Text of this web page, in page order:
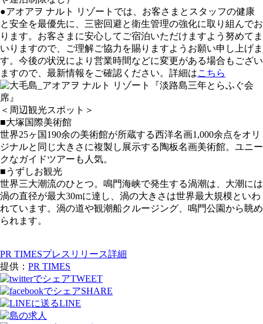
●アオアヲ ナルト リゾートでは、お客さまとスタッフの健康
と安全を最優先に、三密回避と衛生管理の強化に取り組んでお
ります。お客さまに安心してご宿泊いただけますよう努めてま
いりますので、ご理解ご協力を賜りますようお願い申し上げま
す。今後の状況により営業時間などに変更がある場合もござい
ますので、最新情報をご確認ください。詳細はこちら
＜周辺観光スポット＞
■大塚国際美術館
世界25ヶ国190余の美術館が所蔵する西洋名画1,000余点をオリ
ジナルと同じ大きさに複製し展示する陶板名画美術館。ユニー
クなガイドツアーも人気。
■うずしお観光
世界三大潮流のひとつ。鳴門海峡で発生する渦潮は、大潮には
渦の直径が最大30mに達し、渦の大きさは世界最大規模といわ
れています。渦の道や観潮船クルージング、鳴門公園から眺め
られます。
PR TIMESプレスリリース詳細
提供： PR TIMES
TWEET
SHARE
LINE